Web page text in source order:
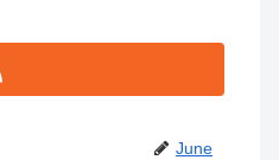
June